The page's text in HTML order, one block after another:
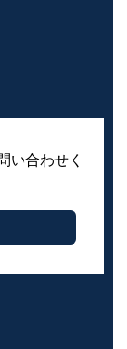
い合わせく